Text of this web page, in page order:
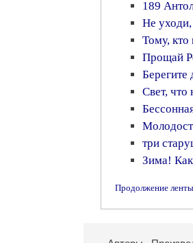
189
Не
Тому, кто
Прощай
Берегите
Свет, что
три
Зима!
Продолжение